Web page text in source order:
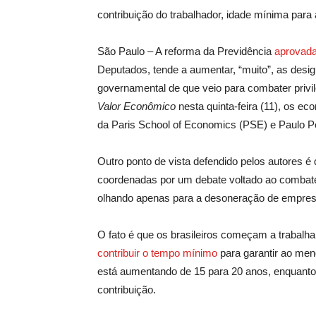
contribuição do trabalhador, idade mínima
São Paulo – A reforma da Previdência
Deputados, tende a aumentar, “muito”, as
governamental de que veio para combater
Valor Econômico nesta quinta-feira (11), os
da Paris School of Economics (PSE) e Paulo
Outro ponto de vista defendido pelos autores
coordenadas por um debate voltado ao
olhando apenas para a desoneração de
O fato é que os brasileiros começam a
contribuir o tempo mínimo para garantir ao
está aumentando de 15 para 20 anos,
contribuição.